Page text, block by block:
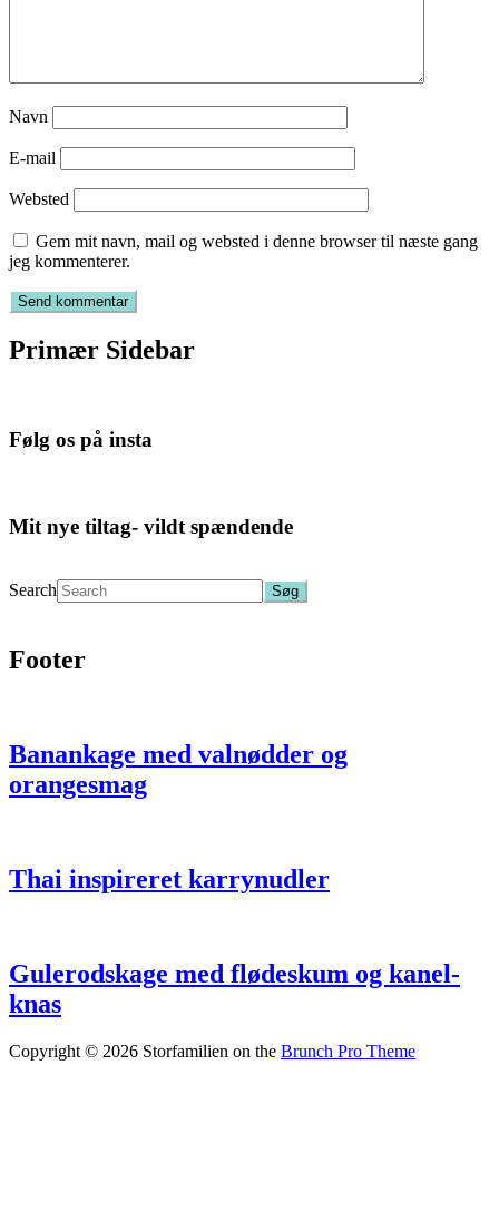
Navn
E-mail
Websted
Gem mit navn, mail og websted i denne browser til næste gang
jeg kommenterer.
Primær Sidebar
Følg os på insta
Mit nye tiltag- vildt spændende
Search
Footer
Banankage med valnødder og
orangesmag
Thai inspireret karrynudler
Gulerodskage med fløde­skum og kanel­
knas
Copyright © 2026 Storfamilien on the Brunch Pro Theme